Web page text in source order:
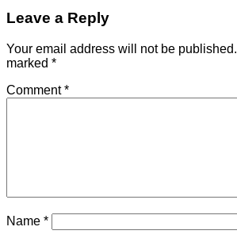
Leave a Reply
Your email address will not be published.
marked *
Comment*
Name *